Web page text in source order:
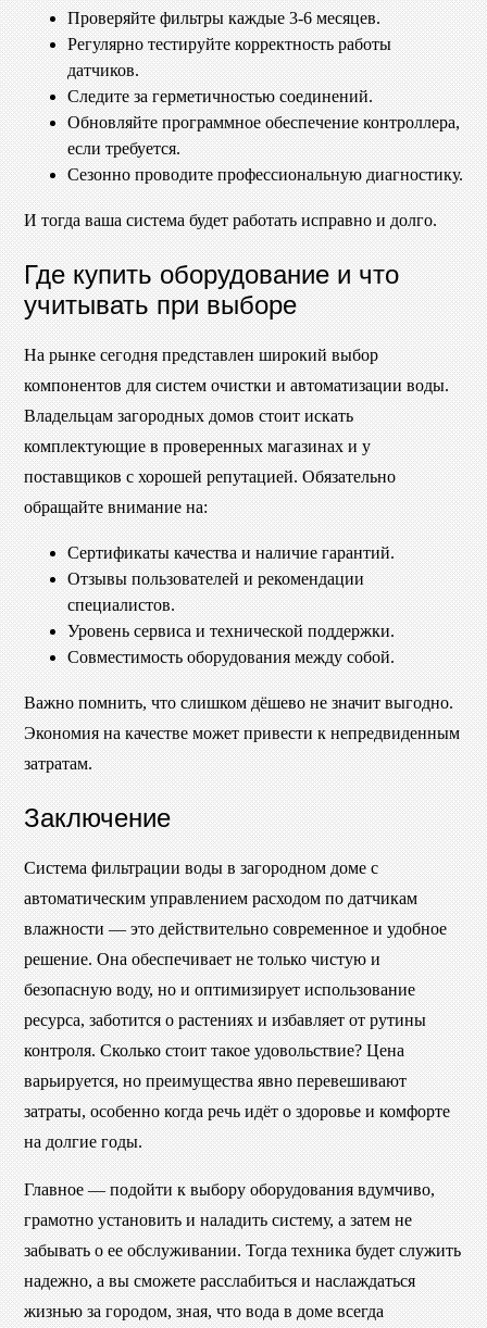
Проверяйте фильтры каждые 3-6 месяцев.
Регулярно тестируйте корректность работы
датчиков.
Следите за герметичностью соединений.
Обновляйте программное обеспечение контроллера,
если требуется.
Сезонно проводите профессиональную диагностику.
И тогда ваша система будет работать исправно и долго.
Где купить оборудование и что
учитывать при выборе
На рынке сегодня представлен широкий выбор
компонентов для систем очистки и автоматизации воды.
Владельцам загородных домов стоит искать
комплектующие в проверенных магазинах и у
поставщиков с хорошей репутацией. Обязательно
обращайте внимание на:
Сертификаты качества и наличие гарантий.
Отзывы пользователей и рекомендации
специалистов.
Уровень сервиса и технической поддержки.
Совместимость оборудования между собой.
Важно помнить, что слишком дёшево не значит выгодно.
Экономия на качестве может привести к непредвиденным
затратам.
Заключение
Система фильтрации воды в загородном доме с
автоматическим управлением расходом по датчикам
влажности — это действительно современное и удобное
решение. Она обеспечивает не только чистую и
безопасную воду, но и оптимизирует использование
ресурса, заботится о растениях и избавляет от рутины
контроля. Сколько стоит такое удовольствие? Цена
варьируется, но преимущества явно перевешивают
затраты, особенно когда речь идёт о здоровье и комфорте
на долгие годы.
Главное — подойти к выбору оборудования вдумчиво,
грамотно установить и наладить систему, а затем не
забывать о ее обслуживании. Тогда техника будет служить
надежно, а вы сможете расслабиться и наслаждаться
жизнью за городом, зная, что вода в доме всегда